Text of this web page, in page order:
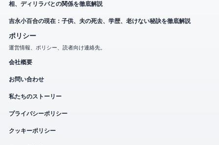
相、ディリラバとの関係を徹底解説
吉永小百合の現在：子供、夫の死去、学歴、老けない秘訣を徹底解説
ポリシー
運営情報、ポリシー、読者向け連絡先。
会社概要
お問い合わせ
私たちのストーリー
プライバシーポリシー
クッキーポリシー